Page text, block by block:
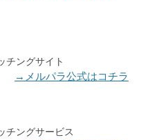
チングサイト
→メルパラ公式はコチラ
チングサービス